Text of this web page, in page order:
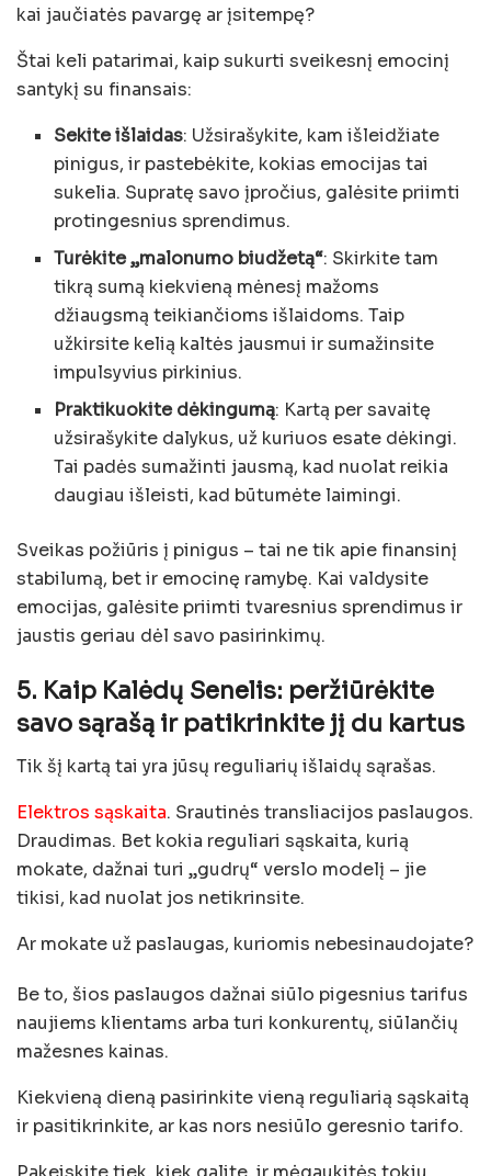
kai jaučiatės pavargę ar įsitempę?
Štai keli patarimai, kaip sukurti sveikesnį emocinį
santykį su finansais:
Sekite išlaidas: Užsirašykite, kam išleidžiate
pinigus, ir pastebėkite, kokias emocijas tai
sukelia. Supratę savo įpročius, galėsite priimti
protingesnius sprendimus.
Turėkite „malonumo biudžetą“: Skirkite tam
tikrą sumą kiekvieną mėnesį mažoms
džiaugsmą teikiančioms išlaidoms. Taip
užkirsite kelią kaltės jausmui ir sumažinsite
impulsyvius pirkinius.
Praktikuokite dėkingumą: Kartą per savaitę
užsirašykite dalykus, už kuriuos esate dėkingi.
Tai padės sumažinti jausmą, kad nuolat reikia
daugiau išleisti, kad būtumėte laimingi.
Sveikas požiūris į pinigus – tai ne tik apie finansinį
stabilumą, bet ir emocinę ramybę. Kai valdysite
emocijas, galėsite priimti tvaresnius sprendimus ir
jaustis geriau dėl savo pasirinkimų.
5. Kaip Kalėdų Senelis: peržiūrėkite
savo sąrašą ir patikrinkite jį du kartus
Tik šį kartą tai yra jūsų reguliarių išlaidų sąrašas.
Elektros sąskaita. Srautinės transliacijos paslaugos.
Draudimas. Bet kokia reguliari sąskaita, kurią
mokate, dažnai turi „gudrų“ verslo modelį – jie
tikisi, kad nuolat jos netikrinsite.
Ar mokate už paslaugas, kuriomis nebesinaudojate?
Be to, šios paslaugos dažnai siūlo pigesnius tarifus
naujiems klientams arba turi konkurentų, siūlančių
mažesnes kainas.
Kiekvieną dieną pasirinkite vieną reguliarią sąskaitą
ir pasitikrinkite, ar kas nors nesiūlo geresnio tarifo.